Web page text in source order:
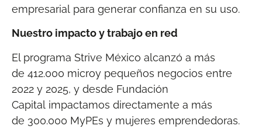
empresarial para generar confianza en su uso.
Nuestro impacto y trabajo en red
El programa Strive México alcanzó a más
de 412.000 microy pequeños negocios entre
2022 y 2025, y desde Fundación
Capital impactamos directamente a más
de 300.000 MyPEs y mujeres emprendedoras.